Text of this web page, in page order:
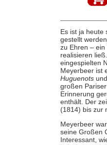
Es ist ja heute
gestellt
zu Ehren –
realisieren
eingespielten
Meyerbeer ist
Huguenotsund
großen
Erinnerung
enthält. Der
(1814) bis zur
Meyerbeer
seine Großen
Interessant,